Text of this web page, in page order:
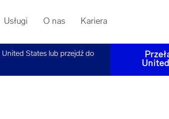
Usługi O nas Kariera
United States lub przejdź do